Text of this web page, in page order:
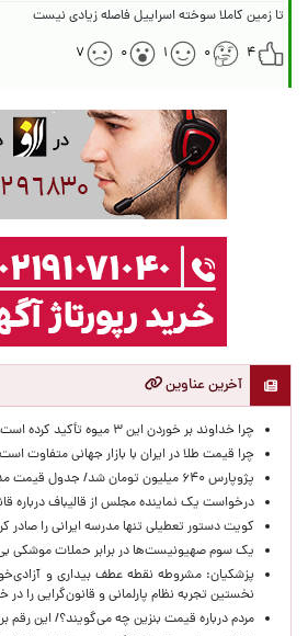
تا زمین کاملا سوخته اسراییل فاصله زیادی نیست
۴
۰ ۱ ۰ ۷
آخرین عناوین
چرا خداوند بر خوردن این ۳ میوه تأکید کرده است؟!
چرا قیمت طلا در ایران با بازار جهانی متفاوت
پژوپارس ۶۴۰ میلیون تومان شد/ جدول قیمت مدل‌های مختلف خودرو
درخواست یک نماینده مجلس از قالیباف درباره
کویت دستور تعطیلی تنها مدرسه ایرانی را صادر
یک‌ سوم صهیونیست‌ها در برابر حملات موشکی
پزشکیان: مشروطه نقطه عطف بیداری و
نخستین تجربه نظام پارلمانی و قانون‌گرایی را در
مردم درباره قیمت بنزین چه می‌گویند؟/ این